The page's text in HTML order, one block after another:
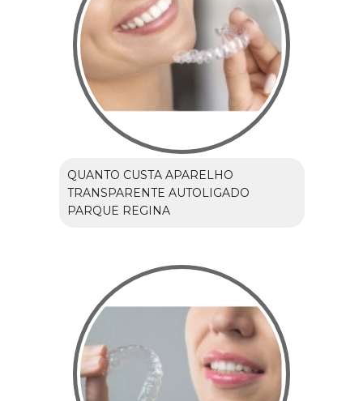
QUANTO CUSTA APARELHO
TRANSPARENTE AUTOLIGADO
PARQUE REGINA